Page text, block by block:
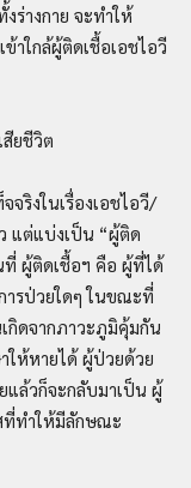
ร่างกาย จะทำให้
ข้าใกล้ผู้ติดเชื้อเอชไอวี
เสียชีวิต
จริงในเรื่องเอชไอวี/
แต่แบ่งเป็น “ผู้ติด
ที่ ผู้ติดเชื้อฯ คือ ผู้ที่ได้
ารป่วยใดๆ ในขณะที่
กิดจากภาวะภูมิคุ้มกัน
ให้หายได้ ผู้ป่วยด้วย
แล้วก็จะกลับมาเป็น ผู้
ที่ทำให้มีลักษณะ